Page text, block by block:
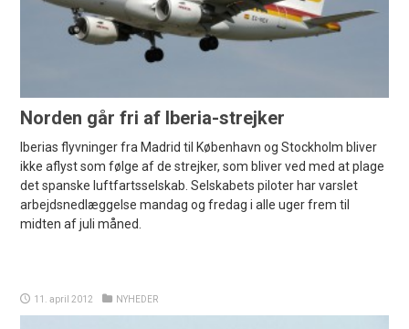
Norden går fri af Iberia-strejker
Iberias flyvninger fra Madrid til København og Stockholm bliver
ikke aflyst som følge af de strejker, som bliver ved med at plage
det spanske luftfartsselskab. Selskabets piloter har varslet
arbejdsnedlæggelse mandag og fredag i alle uger frem til
midten af juli måned.
11. april 2012 NYHEDER